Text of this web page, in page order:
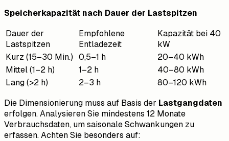
Speicherkapazität nach Dauer der Lastspitzen
Dauer der
Lastspitzen
Empfohlene
Entladezeit
Kapazität bei 40
kW
Kurz (15–30 Min.)
0,5–1 h
20–40 kWh
Mittel (1–2 h)
1–2 h
40–80 kWh
Lang (>2 h)
2–3 h 80–120 kWh
Die Dimensionierung muss auf Basis der Lastgangdaten
erfolgen. Analysieren Sie mindestens 12 Monate
Verbrauchsdaten, um saisonale Schwankungen zu
erfassen. Achten Sie besonders auf: